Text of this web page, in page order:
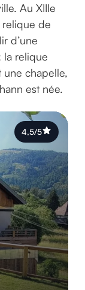
Au XIIIe
relique de
d’une
la relique
une chapelle,
est née.
4,5/5